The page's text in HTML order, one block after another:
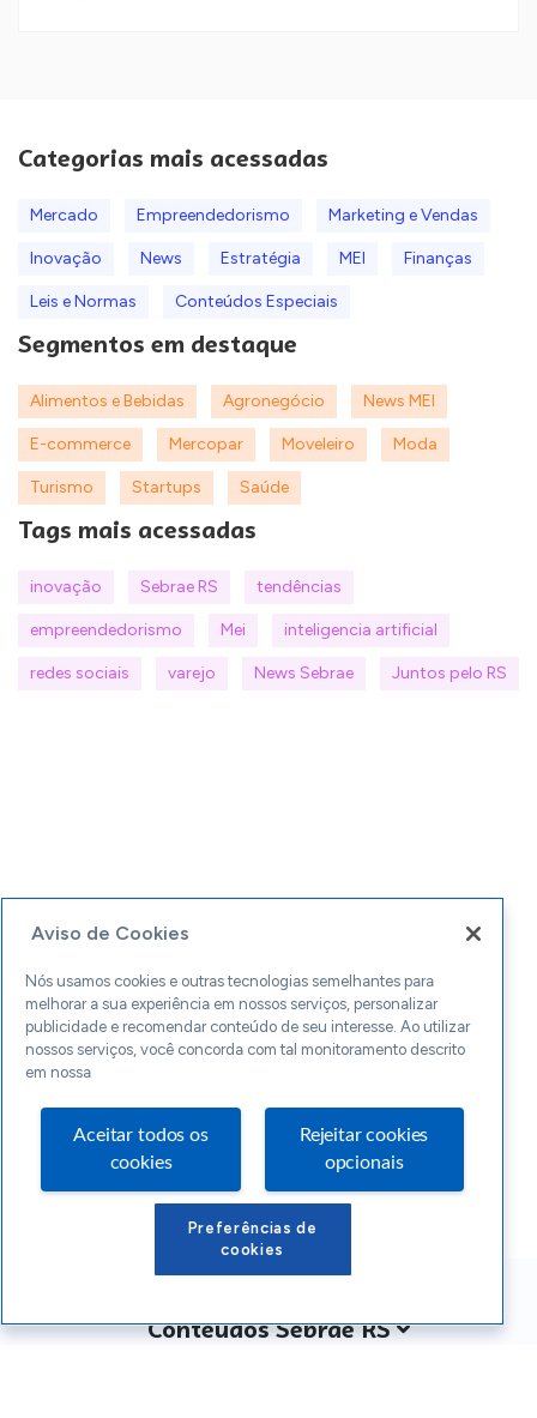
Categorias mais acessadas
Mercado Empreendedorismo Marketing e Vendas
Inovação News Estratégia MEI Finanças
Leis e Normas Conteúdos Especiais
Segmentos em destaque
Alimentos e Bebidas Agronegócio News MEI
E-commerce Mercopar Moveleiro Moda
Turismo Startups Saúde
Tags mais acessadas
inovação Sebrae RS tendências
empreendedorismo Mei inteligencia artificial
redes sociais varejo News Sebrae Juntos pelo RS
Conteúdos Sebrae RS
Aviso de Cookies
Nós usamos cookies e outras tecnologias semelhantes para
melhorar a sua experiência em nossos serviços, personalizar
publicidade e recomendar conteúdo de seu interesse. Ao utilizar
nossos serviços, você concorda com tal monitoramento descrito
em nossa
Aceitar todos os
cookies
Rejeitar cookies
opcionais
Preferências de
cookies